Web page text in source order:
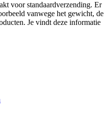
voor standaardverzending. Er
vanwege het gewicht, de
Je vindt deze informatie